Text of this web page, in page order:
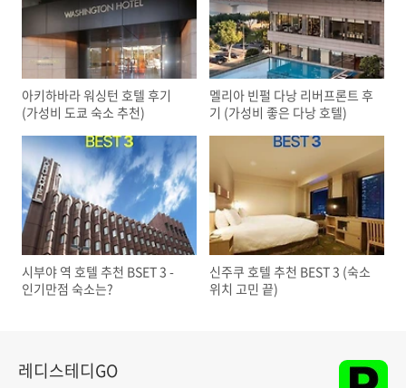
아키하바라 워싱턴 호텔 후기
(가성비 도쿄 숙소 추천)
멜리아 빈펄 다낭 리버프론트 후
기 (가성비 좋은 다낭 호텔)
시부야 역 호텔 추천 BSET 3 -
인기만점 숙소는?
신주쿠 호텔 추천 BEST 3 (숙소
위치 고민 끝)
레디스테디GO